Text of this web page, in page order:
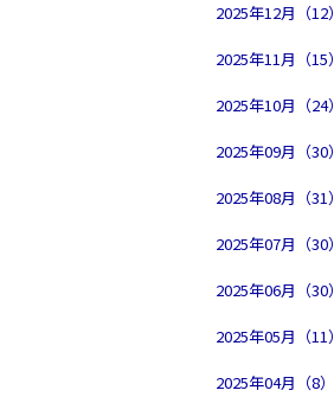
2025年12月（12）
2025年11月（15）
2025年10月（24）
2025年09月（30）
2025年08月（31）
2025年07月（30）
2025年06月（30）
2025年05月（11）
2025年04月（8）